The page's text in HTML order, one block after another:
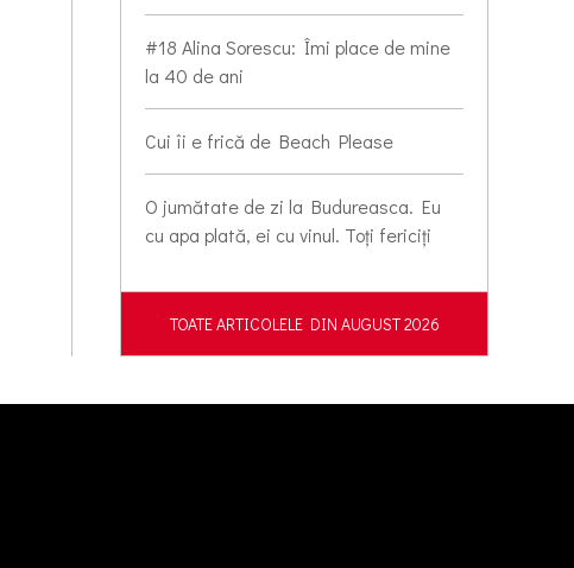
#18 Alina Sorescu: Îmi place de mine
la 40 de ani
Cui îi e frică de Beach Please
O jumătate de zi la Budureasca. Eu
cu apa plată, ei cu vinul. Toți fericiți
TOATE ARTICOLELE DIN AUGUST 2026